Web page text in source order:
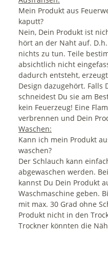
Mein Produkt aus
kaputt?
Nein, Dein Produkt ist
hört an der Naht auf.
nichts zu tun. Teile
absichtlich nicht
dadurch entsteht,
Design dazugehört. Falls
schneidest Du sie am
kein Feuerzeug! Eine
verbrennen und Dein
Waschen:
Kann ich mein Produkt
waschen?
Der Schlauch kann
abgewaschen werden.
kannst Du Dein Produkt
Waschmaschine geben.
mit max. 30 Grad ohne
Produkt nicht in den
Trockner könnten die